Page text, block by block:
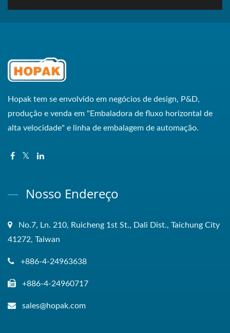
Hopak tem se envolvido em negócios de design, P&D,
produção e venda em "Embaladora de fluxo horizontal de
alta velocidade" e linha de embalagem de automação.
Nosso Endereço
No.7, Ln. 210, Ruicheng 1st St., Dali Dist., Taichung City
41272, Taiwan
+886-4-24963638
+886-4-24960717
sales@hopak.com